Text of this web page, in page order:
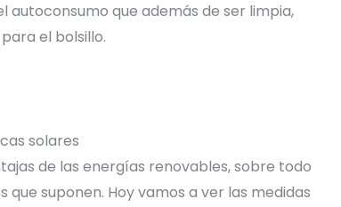
que además de ser limpia,
el bolsillo.
de las energías renovables, sobre todo
suponen. Hoy vamos a ver las medidas